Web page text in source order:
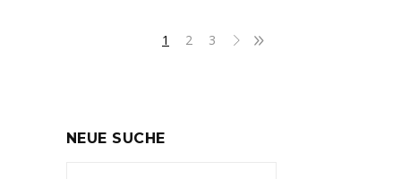
1 2 3
NEUE SUCHE